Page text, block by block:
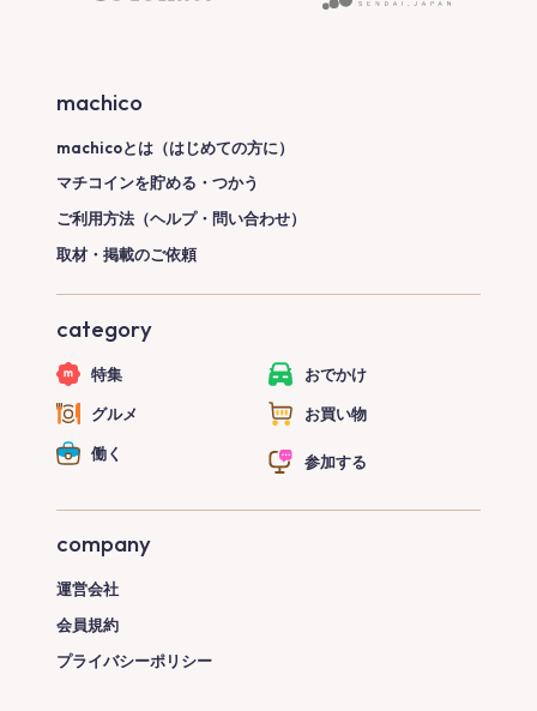
machico
machicoとは（はじめての方に）
マチコインを貯める・つかう
ご利用方法（ヘルプ・問い合わせ）
取材・掲載のご依頼
category
特集 おでかけ
グルメ お買い物
働く 参加する
company
運営会社
会員規約
プライバシーポリシー